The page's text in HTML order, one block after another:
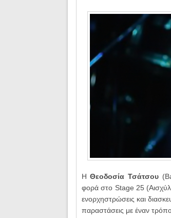
Η Θεοδοσία Τσάτσου
φοράστο Stage 25 (
ενορχηστρώσεις και
παραστάσεις με έναν